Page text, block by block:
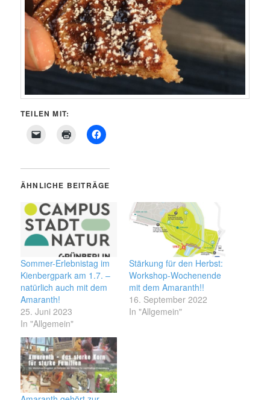
TEILEN MIT:
ÄHNLICHE BEITRÄGE
Sommer-Erlebnistag im
Kienbergpark am 1.7. –
natürlich auch mit dem
Amaranth!
25. Juni 2023
In "Allgemein"
Stärkung für den Herbst:
Workshop-Wochenende
mit dem Amaranth!!
16. September 2022
In "Allgemein"